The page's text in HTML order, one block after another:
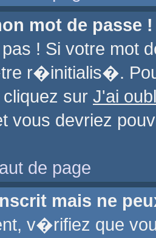
mot de passe !
pas ! Si votre
r�initialis�.
sur J'ai
vous devriez
de page
mais ne
v�rifiez que